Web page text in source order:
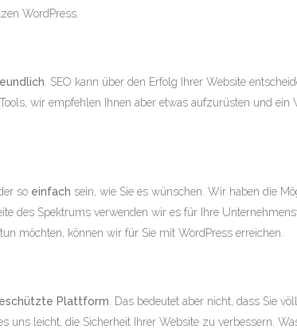
WordPress.
. SEO kann über den Erfolg Ihrer Website
wir empfehlen Ihnen aber etwas aufzurüsten und
so einfach sein, wie Sie es wünschen. Wir haben die
des Spektrums verwenden wir es für Ihre
möchten, können wir für Sie mit WordPress erreichen.
Plattform . Das bedeutet aber nicht, dass Sie
uns leicht, die Sicherheit Ihrer Website zu verbessern.